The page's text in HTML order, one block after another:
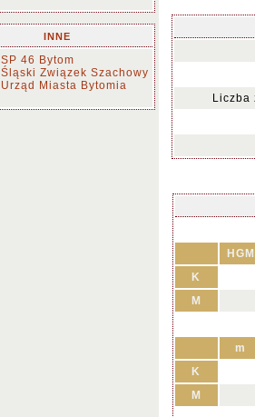
INNE
SP 46 Bytom
Śląski Związek Szachowy
Urząd Miasta Bytomia
Liczba
HGM
K
M
m
K
M